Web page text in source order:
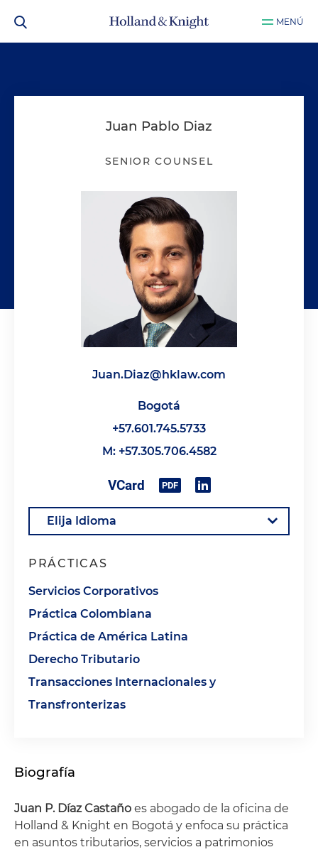
MENÚ
Juan Pablo Diaz
SENIOR COUNSEL
Juan.Diaz@hklaw.com
Bogotá
+57.601.745.5733
M: +57.305.706.4582
PRÁCTICAS
Servicios Corporativos
Práctica Colombiana
Práctica de América Latina
Derecho Tributario
Transacciones Internacionales y
Transfronterizas
Biografía
Juan P. Díaz Castaño es abogado de la oficina de
Holland & Knight en Bogotá y enfoca su práctica
en asuntos tributarios, servicios a patrimonios